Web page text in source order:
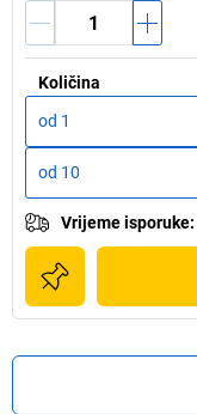
Količina
od 1
od 10
Vrijeme isporuke: